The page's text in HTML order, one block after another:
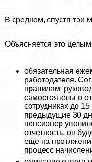
В среднем, спустя три
Объясняется это
обязательная
работодателя.
правилам,
самостоятельно
сотрудниках до
предыдущие 30
пенсионер
отчетность, он
еще на
процесс